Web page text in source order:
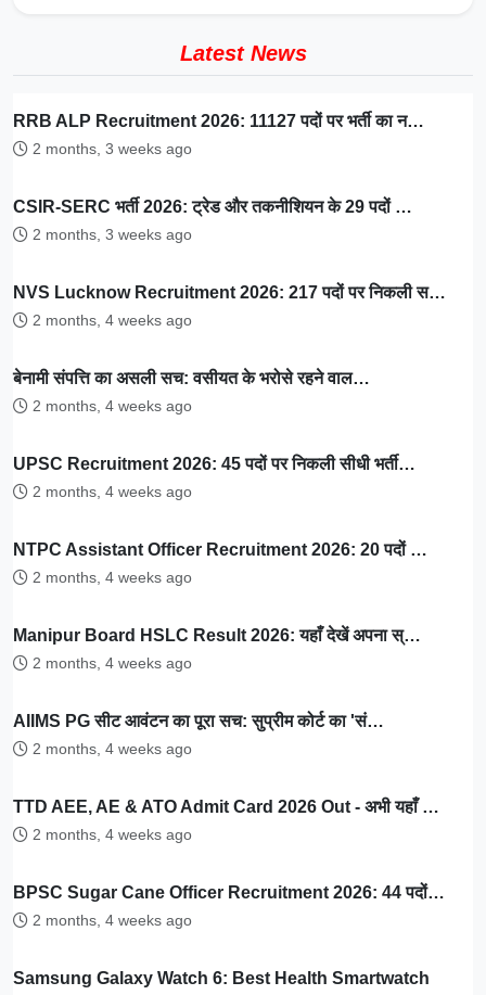
Latest News
RRB ALP Recruitment 2026: 11127 पदों पर भर्ती का न…
2 months, 3 weeks ago
CSIR-SERC भर्ती 2026: ट्रेड और तकनीशियन के 29 पदों …
2 months, 3 weeks ago
NVS Lucknow Recruitment 2026: 217 पदों पर निकली स…
2 months, 4 weeks ago
बेनामी संपत्ति का असली सच: वसीयत के भरोसे रहने वाल…
2 months, 4 weeks ago
UPSC Recruitment 2026: 45 पदों पर निकली सीधी भर्ती…
2 months, 4 weeks ago
NTPC Assistant Officer Recruitment 2026: 20 पदों …
2 months, 4 weeks ago
Manipur Board HSLC Result 2026: यहाँ देखें अपना स्…
2 months, 4 weeks ago
AIIMS PG सीट आवंटन का पूरा सच: सुप्रीम कोर्ट का 'सं…
2 months, 4 weeks ago
TTD AEE, AE & ATO Admit Card 2026 Out - अभी यहाँ …
2 months, 4 weeks ago
BPSC Sugar Cane Officer Recruitment 2026: 44 पदों…
2 months, 4 weeks ago
Samsung Galaxy Watch 6: Best Health Smartwatch